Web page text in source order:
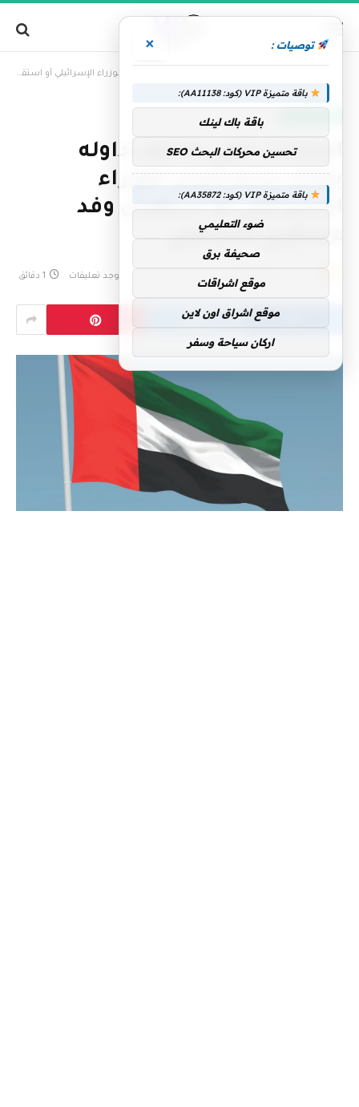
الإمارات تنفي ما يتم تداوله بشأن زيارة رئيس الوزراء الإسرائيلي أو استقبال وفد عسكري إسرائيلي
الإمارات تنفي ما يتم تداوله
بشأن زيارة رئيس الوزراء
الإسرائيلي أو استقبال وفد
عسكري إسرائيلي
فريق التحرير لا توجد تعليقات 1 دقائق
توصيات : ×
باقة متميزة VIP (كود: AA11138):
باقة باك لينك
تحسين محركات البحث SEO
باقة متميزة VIP (كود: AA35872):
ضوء التعليمي
صحيفة برق
موقع اشراقات
موقع اشراق اون لاين
اركان سياحة وسفر